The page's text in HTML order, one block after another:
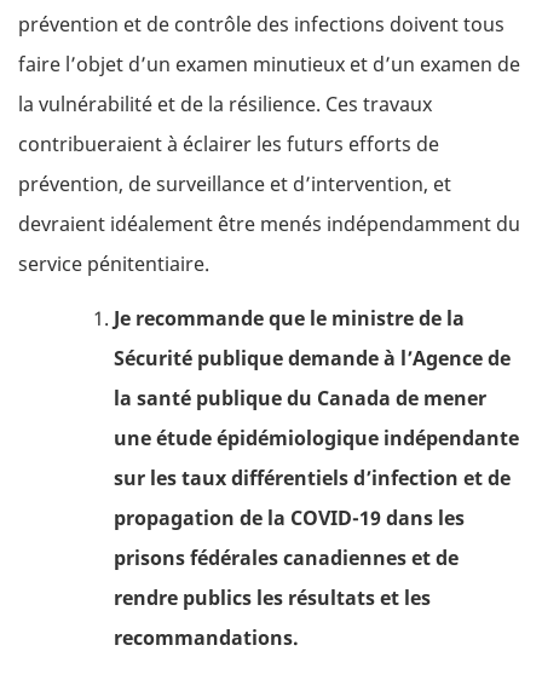
prévention et de contrôle des infections doivent tous
faire l’objet d’un examen minutieux et d’un examen de
la vulnérabilité et de la résilience. Ces travaux
contribueraient à éclairer les futurs efforts de
prévention, de surveillance et d’intervention, et
devraient idéalement être menés indépendamment du
service pénitentiaire.
Je recommande que le ministre de la
Sécurité publique demande à l’Agence de
la santé publique du Canada de mener
une étude épidémiologique indépendante
sur les taux différentiels d’infection et de
propagation de la COVID-19 dans les
prisons fédérales canadiennes et de
rendre publics les résultats et les
recommandations.